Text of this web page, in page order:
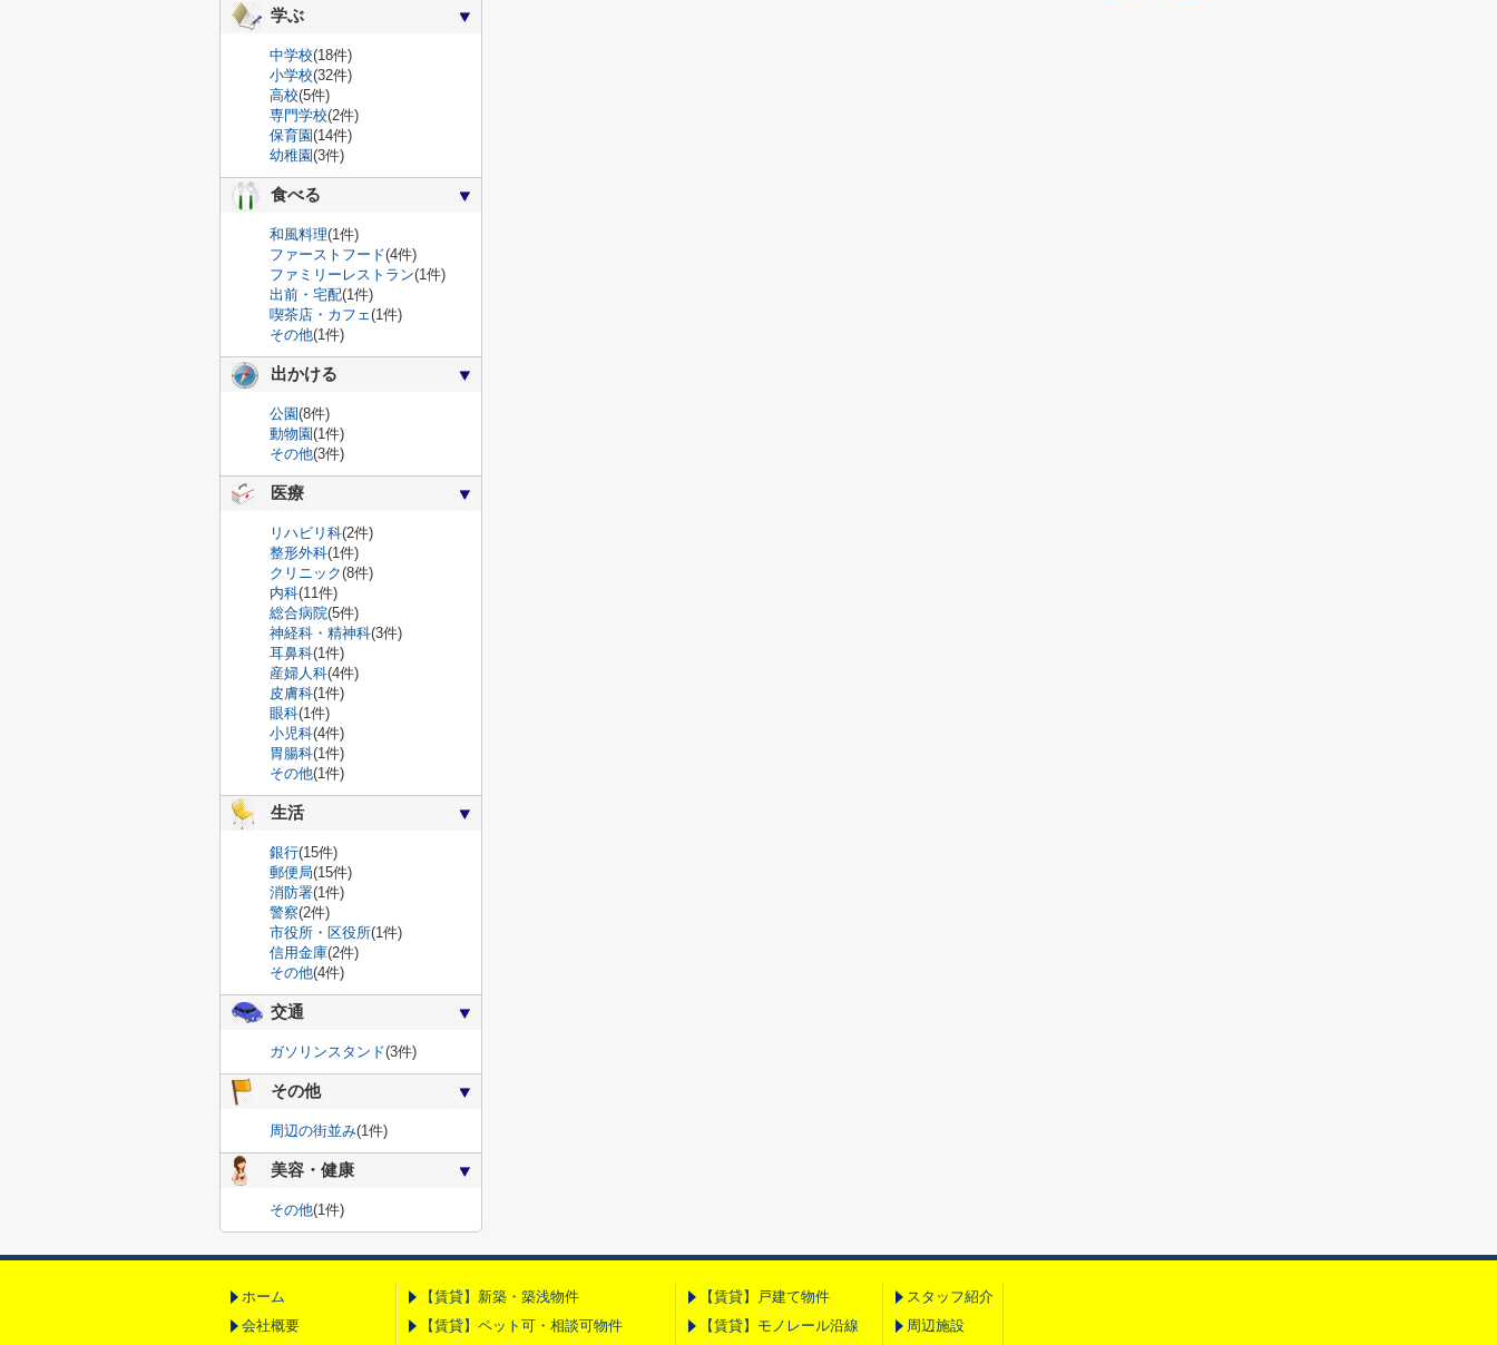
学ぶ
中学校(18件)
小学校(32件)
高校(5件)
専門学校(2件)
保育園(14件)
幼稚園(3件)
食べる
和風料理(1件)
ファーストフード(4件)
ファミリーレストラン(1件)
出前・宅配(1件)
喫茶店・カフェ(1件)
その他(1件)
出かける
公園(8件)
動物園(1件)
その他(3件)
医療
リハビリ科(2件)
整形外科(1件)
クリニック(8件)
内科(11件)
総合病院(5件)
神経科・精神科(3件)
耳鼻科(1件)
産婦人科(4件)
皮膚科(1件)
眼科(1件)
小児科(4件)
胃腸科(1件)
その他(1件)
生活
銀行(15件)
郵便局(15件)
消防署(1件)
警察(2件)
市役所・区役所(1件)
信用金庫(2件)
その他(4件)
交通
ガソリンスタンド(3件)
その他
周辺の街並み(1件)
美容・健康
その他(1件)
ホーム
会社概要
【賃貸】新築・築浅物件
【賃貸】ペット可・相談可物件
【賃貸】戸建て物件
【賃貸】モノレール沿線
スタッフ紹介
周辺施設